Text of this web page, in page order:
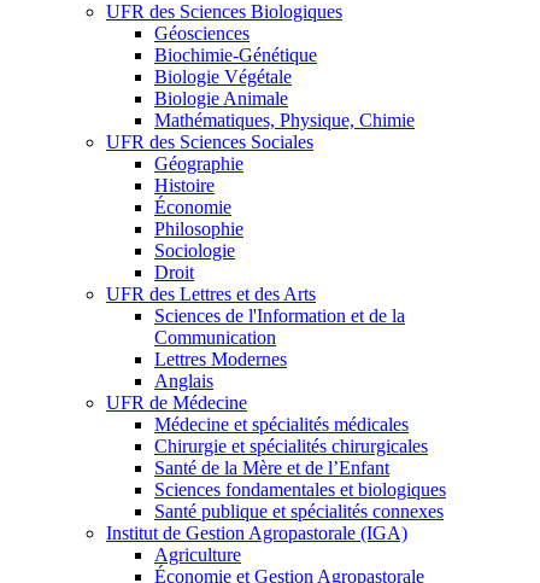
UFR des Sciences Biologiques
Géosciences
Biochimie-Génétique
Biologie Végétale
Biologie Animale
Mathématiques, Physique, Chimie
UFR des Sciences Sociales
Géographie
Histoire
Économie
Philosophie
Sociologie
Droit
UFR des Lettres et des Arts
Sciences de l'Information et de la
Communication
Lettres Modernes
Anglais
UFR de Médecine
Médecine et spécialités médicales
Chirurgie et spécialités chirurgicales
Santé de la Mère et de l’Enfant
Sciences fondamentales et biologiques
Santé publique et spécialités connexes
Institut de Gestion Agropastorale (IGA)
Agriculture
Économie et Gestion Agropastorale